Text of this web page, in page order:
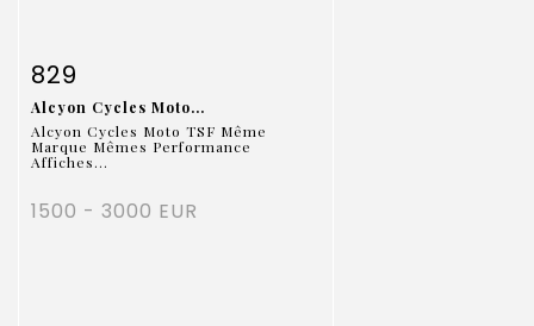
Fiche détaillée
829
Alcyon Cycles Moto...
Alcyon Cycles Moto TSF Même
Marque Mêmes Performance
Affiches...
1500 - 3000 EUR